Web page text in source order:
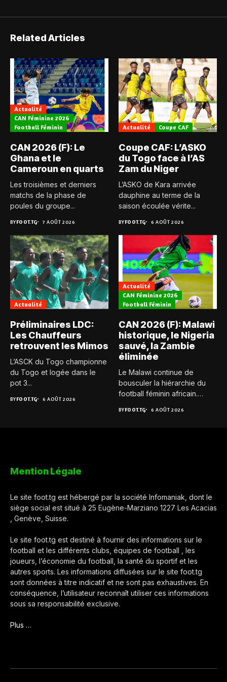
Related Articles
Actualité
CAN Féminine 2026
Football Féminin
CAN 2026 (F): Le
Ghana et le
Cameroun en quarts
Les troisièmes et derniers
matchs de la phase de
poules du groupe...
BYFOOT.TG 7 AOÛT 2026
Actualité Coupe CAF
Coupe CAF: L’ASKO
du Togo face à l’AS
Zam du Niger
L’ASKO de Kara arrivée
dauphine au terme de la
saison écoulée vérite...
BYFOOT.TG 6 AOÛT 2026
Actualité
Préliminaires LDC:
Les Chauffeurs
retrouvent les Mimos
L’ASCK du Togo championne
du Togo et logée dans le
pot 3...
BYFOOT.TG 6 AOÛT 2026
Actualité
CAN Féminine 2026
Football Féminin
CAN 2026 (F): Malawi
historique, le Nigeria
sauvé, la Zambie
éliminée
Le Malawi continue de
bousculer la hiérarchie du
football féminin africain.
BYFOOT.TG 6 AOÛT 2026
Mention Légale
Le site foot.tg est hébergé par la société Infomaniak, dont le
siège social est situé à 25 Eugène-Marziano 1227 Les Acacias
, Genève, Suisse.
Le site foot.tg est destiné à fournir des informations sur le
football et les différents clubs, équipes de football , les
joueurs, l’économie du football, la santé du sportif et les
autres sports. Les informations diffusées sur le site foot.tg
sont données à titre indicatif et ne sont pas exhaustives. En
conséquence, l’utilisateur reconnaît utiliser ces informations
sous sa responsabilité exclusive.
Plus …